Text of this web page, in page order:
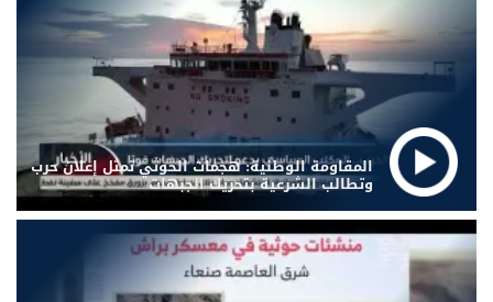
المقاومة الوطنية: هجمات الحوثي تمثل إعلان حرب
وتطالب الشرعية بتحريك الجبهات